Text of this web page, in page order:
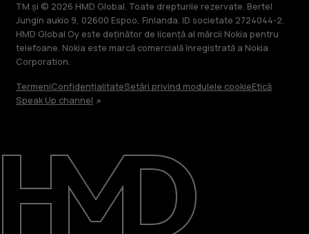
Repară, reutilizează, reciclează
Asistență
Romania
TM și © 2026 HMD Global. Toate drepturile rezervate. Bertel
Jungin aukio 9, 02600 Espoo, Finlanda. ID societate 2724044-2.
HMD Global Oy este deținător de licență al mărcii Nokia pentru
telefoane. Nokia este marcă comercială înregistrată a Nokia
Corporation.
TermeniConfidențialitateSetări privind modulele cookieEtică
Speak Up channel